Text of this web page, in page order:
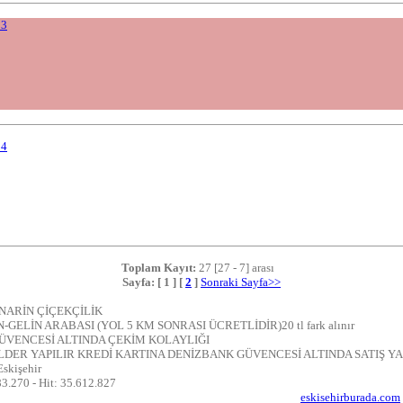
Toplam Kayıt: 27 [27 - 7] arası
Sayfa: [ 1 ] [ 2 ] Sonraki Sayfa>>
ÇİÇEKÇİLİK
ARABASI (YOL 5 KM SONRASI ÜCRETLİDİR)20 tl fark alınır
ALTINDA ÇEKİM KOLAYLIĞI
YAPILIR KREDİ KARTINA DENİZBANK GÜVENCESİ ALTINDA SATIŞ
- Hit: 35.612.827
eskisehirburada.com